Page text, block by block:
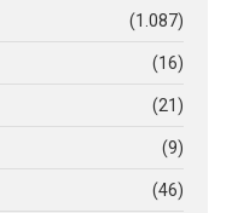
(1.087)
(16)
(21)
(9)
(46)